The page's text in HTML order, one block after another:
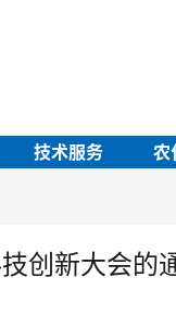
技术服务 农
创新大会的